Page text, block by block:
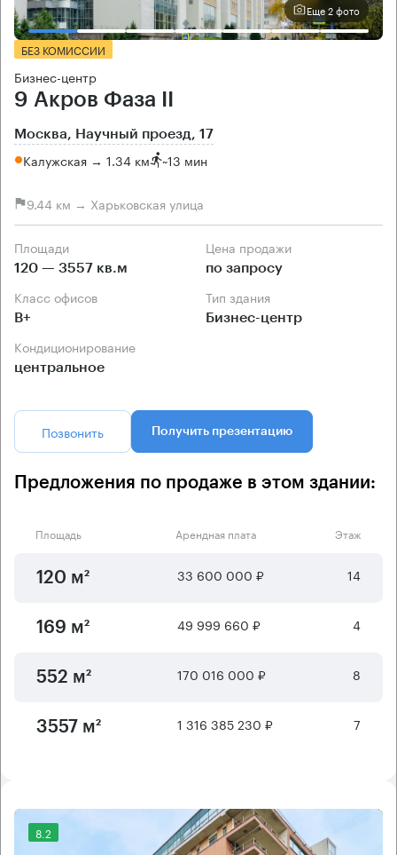
Еще 2 фото
БЕЗ КОМИССИИ
Бизнес-центр
9 Акров Фаза II
Москва, Научный проезд, 17
Калужская → 1.34 км ~13 мин
9.44 км → Харьковская улица
Площади
120 — 3557 кв.м
Цена продажи
по запросу
Класс офисов
B+
Тип здания
Бизнес-центр
Кондиционирование
центральное
Позвонить Получить презентацию
Предложения по продаже в этом здании:
Площадь Арендная плата Этаж
120 м² 33 600 000 ₽ 14
169 м² 49 999 660 ₽ 4
552 м² 170 016 000 ₽ 8
3557 м² 1 316 385 230 ₽ 7
8.2